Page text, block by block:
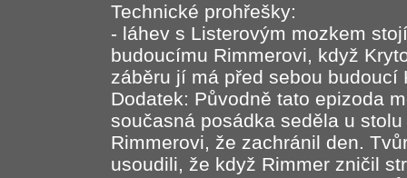
Technické prohřešky:
- láhev s Listerovým mozkem
budoucímu Rimmerovi, když
záběru jí má před sebou budoucí
Dodatek: Původně tato epizoda
současná posádka seděla u
Rimmerovi, že zachránil den.
usoudili, že když Rimmer zničil